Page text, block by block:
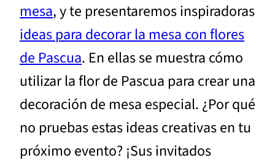
mesa, y te presentaremos inspiradoras
ideas para decorar la mesa con flores
de Pascua. En ellas se muestra cómo
utilizar la flor de Pascua para crear una
decoración de mesa especial. ¿Por qué
no pruebas estas ideas creativas en tu
próximo evento? ¡Sus invitados